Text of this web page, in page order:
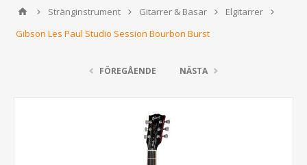
Stränginstrument Gitarrer & Basar
Elgitarrer
Gibson Les Paul Studio Session Bourbon Burst
FÖREGÅENDE NÄSTA